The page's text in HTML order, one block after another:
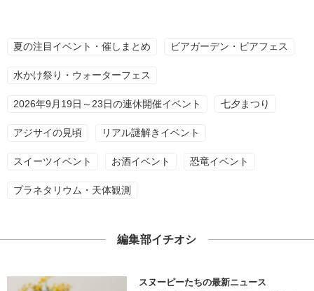
夏の注目イベント・催しまとめ ビアガーデン・ビアフェス
水かけ祭り・ウォーターフェス
2026年9月19日～23日の連休開催イベント 七夕まつり
アジサイの見頃 リアル謎解きイベント
スイーツイベント お酒イベント 恐竜イベント
プラネタリウム・天体観測
編集部イチオシ
スヌーピーたちの最新ニュース